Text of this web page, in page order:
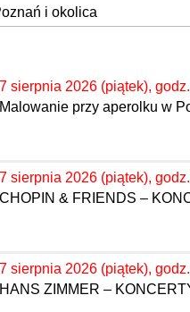
i okolica
7 sierpnia 2026 (piątek),
Malowanie przy aperolku w
7 sierpnia 2026 (piątek),
CHOPIN & FRIENDS –
7 sierpnia 2026 (piątek),
HANS ZIMMER –